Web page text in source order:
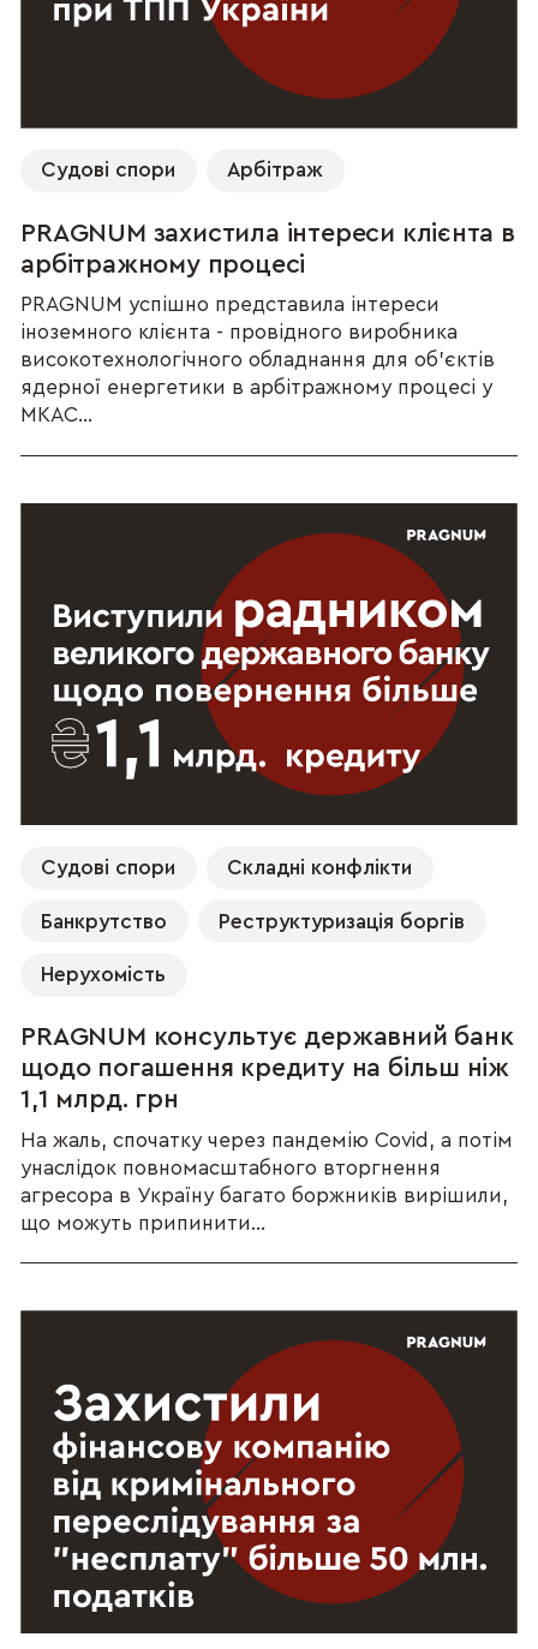
Судові спори Арбітраж
PRAGNUM захистила інтереси клієнта в
арбітражному процесі
PRAGNUM успішно представила інтереси
іноземного клієнта - провідного виробника
високотехнологічного обладнання для об’єктів
ядерної енергетики в арбітражному процесі у
МКАС...
Судові спори Складні конфлікти
Банкрутство Реструктуризація боргів
Нерухомість
PRAGNUM консультує державний банк
щодо погашення кредиту на більш ніж
1,1 млрд. грн
На жаль, спочатку через пандемію Covid, а потім
унаслідок повномасштабного вторгнення
агресора в Україну багато боржників вирішили,
що можуть припинити...